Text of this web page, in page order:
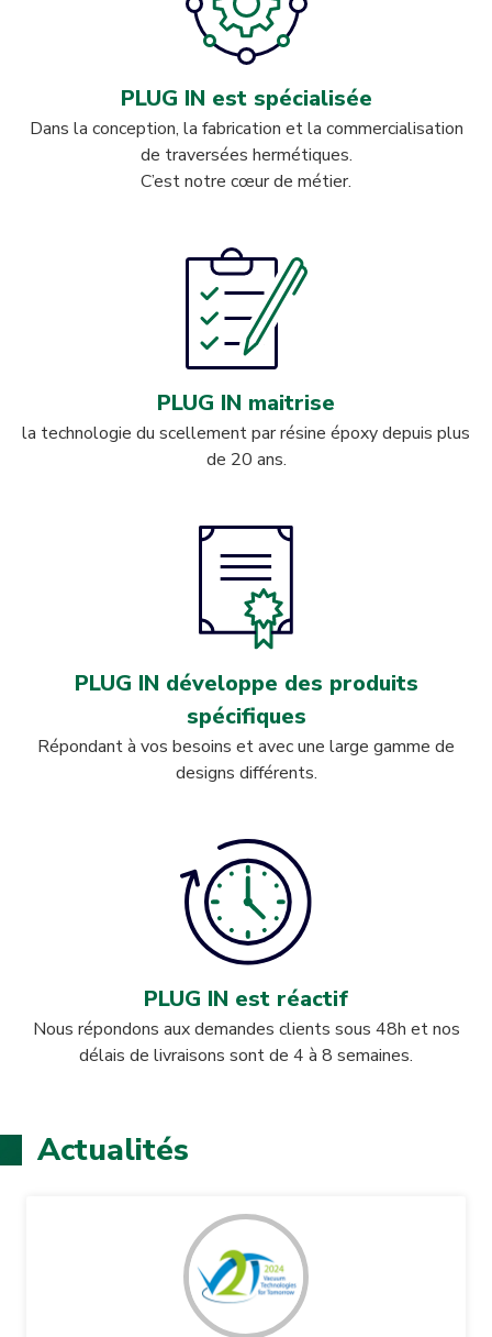
PLUG IN est spécialisée
Dans la conception, la fabrication et la commercialisation
de traversées hermétiques.
C’est notre cœur de métier.
PLUG IN maitrise
la technologie du scellement par résine époxy depuis plus
de 20 ans.
PLUG IN développe des produits
spécifiques
Répondant à vos besoins et avec une large gamme de
designs différents.
PLUG IN est réactif
Nous répondons aux demandes clients sous 48h et nos
délais de livraisons sont de 4 à 8 semaines.
Actualités